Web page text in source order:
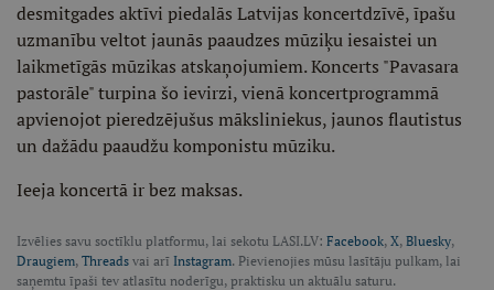
desmitgades aktīvi piedalās Latvijas koncertdzīvē, īpašu
uzmanību veltot jaunās paaudzes mūziķu iesaistei un
laikmetīgās mūzikas atskaņojumiem. Koncerts "Pavasara
pastorāle" turpina šo ievirzi, vienā koncertprogrammā
apvienojot pieredzējušus māksliniekus, jaunos flautistus
un dažādu paaudžu komponistu mūziku.
Ieeja koncertā ir bez maksas.
Izvēlies savu soctīklu platformu, lai sekotu LASI.LV: Facebook, X, Bluesky,
Draugiem, Threads vai arī Instagram. Pievienojies mūsu lasītāju pulkam, lai
saņemtu īpaši tev atlasītu noderīgu, praktisku un aktuālu saturu.